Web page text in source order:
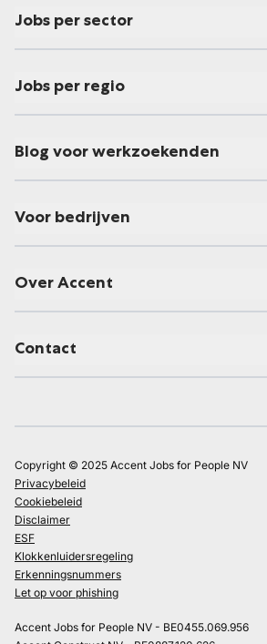
Jobs per sector
Jobs per regio
Blog voor werkzoekenden
Voor bedrijven
Over Accent
Contact
Copyright © 2025 Accent Jobs for People NV
Privacybeleid
Cookiebeleid
Disclaimer
ESF
Klokkenluidersregeling
Erkenningsnummers
Let op voor phishing
Accent Jobs for People NV - BE0455.069.956